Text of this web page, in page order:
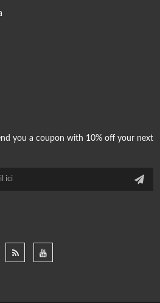
you a coupon with 10% off your next